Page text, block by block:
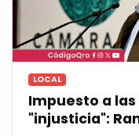
LOCAL
Impuesto a
"injusticia":